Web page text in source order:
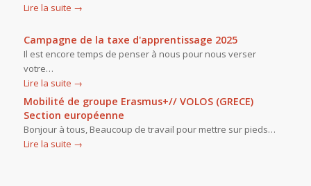
Lire la suite →
Campagne de la taxe d'apprentissage 2025
Il est encore temps de penser à nous pour nous verser
votre…
Lire la suite →
Mobilité de groupe Erasmus+// VOLOS (GRECE)
Section européenne
Bonjour à tous, Beaucoup de travail pour mettre sur pieds…
Lire la suite →